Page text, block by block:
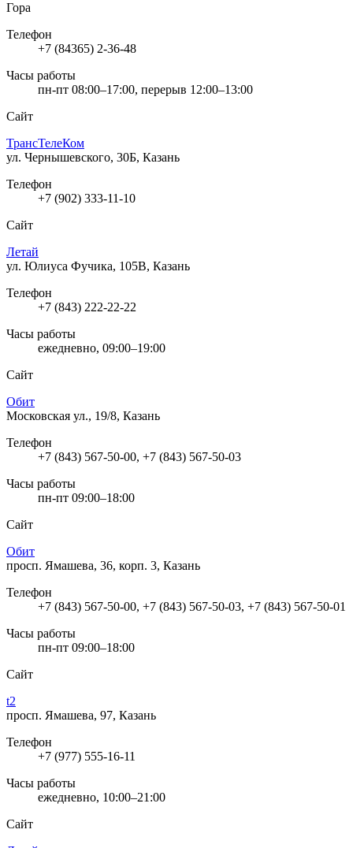
Гора
Телефон
+7 (84365) 2-36-48
Часы работы
пн-пт 08:00–17:00, перерыв 12:00–13:00
Сайт
ТрансТелеКом
ул. Чернышевского, 30Б, Казань
Телефон
+7 (902) 333-11-10
Сайт
Летай
ул. Юлиуса Фучика, 105В, Казань
Телефон
+7 (843) 222-22-22
Часы работы
ежедневно, 09:00–19:00
Сайт
Обит
Московская ул., 19/8, Казань
Телефон
+7 (843) 567-50-00, +7 (843) 567-50-03
Часы работы
пн-пт 09:00–18:00
Сайт
Обит
просп. Ямашева, 36, корп. 3, Казань
Телефон
+7 (843) 567-50-00, +7 (843) 567-50-03, +7 (843) 567-50-01
Часы работы
пн-пт 09:00–18:00
Сайт
t2
просп. Ямашева, 97, Казань
Телефон
+7 (977) 555-16-11
Часы работы
ежедневно, 10:00–21:00
Сайт